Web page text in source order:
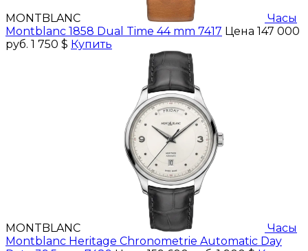
MONTBLANC
Часы
Montblanc 1858 Dual Time 44 mm 7417 Цена 147 000
руб. 1 750 $ Купить
MONTBLANC
Часы
Montblanc Heritage Chronometrie Automatic Day